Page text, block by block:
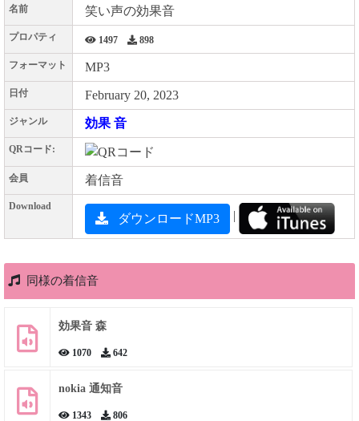
名前 笑い声の効果音
プロパティ 1497 898
フォーマット MP3
日付 February 20, 2023
ジャンル 効果 音
QRコード:
会員 着信音
Download
ダウンロードMP3 |
同様の着信音
効果音 森
1070 642
nokia 通知音
1343 806